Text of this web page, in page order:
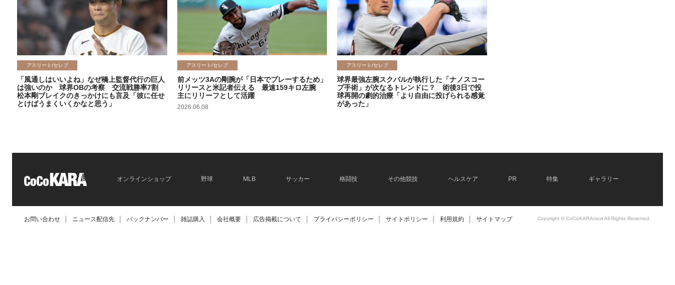
アスリート/セレブ
「風通しはいいよね」なぜ橋上監督代行の巨人
は強いのか 球界OBの考察 交流戦勝率7割
松本剛ブレイクのきっかけにも言及「彼に任せ
とけばうまくいくかなと思う」
アスリート/セレブ
前メッツ3Aの剛腕が「日本でプレーするため」
リリースと米記者伝える 最速159キロ左腕
主にリリーフとして活躍
2026.06.08
アスリート/セレブ
球界最強左腕スクバルが執行した「ナノスコー
プ手術」が次なるトレンドに？ 術後3日で投
球再開の劇的治療「より自由に投げられる感覚
があった」
オンラインショップ 野球 MLB サッカー 格闘技 その他競技 ヘルスケア PR 特集 ギャラリー
お問い合わせ ニュース配信先 バックナンバー 雑誌購入 会社概要 広告掲載について プライバシーポリシー サイトポリシー 利用規約 サイトマップ Copyright © CoCoKARAnext All Rights Reserved.